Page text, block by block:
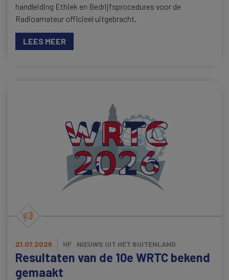
handleiding Ethiek en Bedrijfsprocedures voor de
Radioamateur officieel uitgebracht.
LEES MEER
21.07.2026 HF NIEUWS UIT HET BUITENLAND
Resultaten van de 10e WRTC bekend
gemaakt